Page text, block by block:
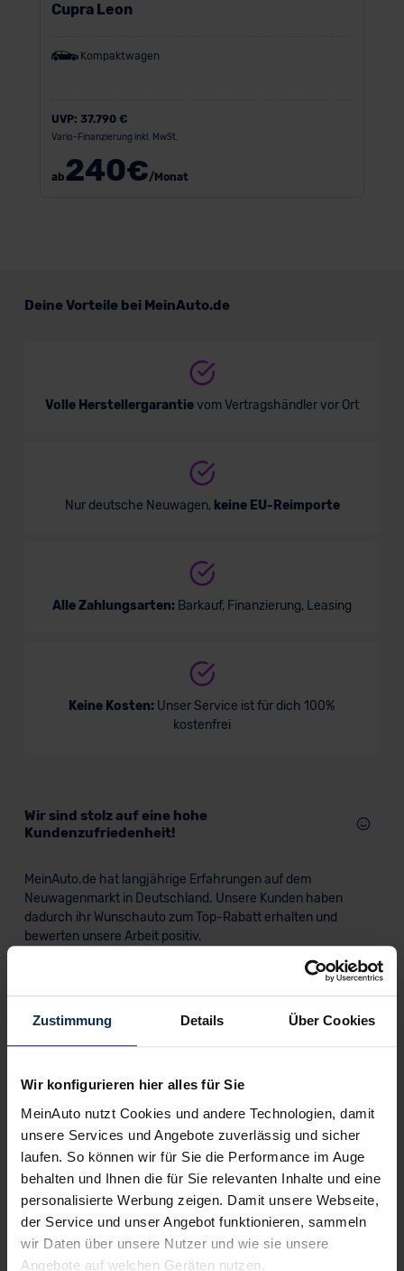
Zustimmung Details Über Cookies
Wir konfigurieren hier alles für Sie
MeinAuto nutzt Cookies und andere Technologien, damit
unsere Services und Angebote zuverlässig und sicher
laufen. So können wir für Sie die Performance im Auge
behalten und Ihnen die für Sie relevanten Inhalte und eine
personalisierte Werbung zeigen. Damit unsere Webseite,
der Service und unser Angebot funktionieren, sammeln
wir Daten über unsere Nutzer und wie sie unsere
Angebote auf welchen Geräten nutzen.
Cupra Leon
Kompaktwagen
UVP: 37.790 €
Vario-Finanzierung inkl. MwSt.
ab240€/Monat
Deine Vorteile bei MeinAuto.de
Volle Herstellergarantievom Vertragshändler vor Ort
Nur deutsche Neuwagen, keine EU-Reimporte
Alle Zahlungsarten: Barkauf, Finanzierung, Leasing
Keine Kosten: Unser Service ist für dich 100%
kostenfrei
Wir sind stolz auf eine hohe
Kundenzufriedenheit!
MeinAuto.de hat langjährige Erfahrungen auf dem
Neuwagenmarkt in Deutschland. Unsere Kunden haben
dadurch ihr Wunschauto zum Top-Rabatt erhalten und
bewerten unsere Arbeit positiv.
Testberichte